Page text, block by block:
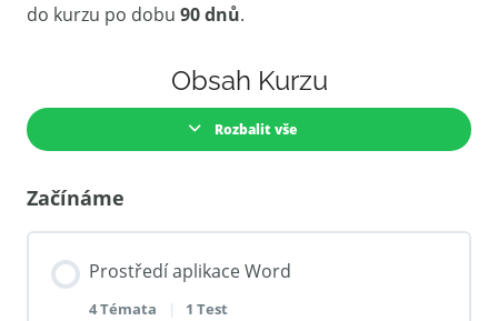
do kurzu po dobu 90 dnů.
Obsah Kurzu
Rozbalit vše
Začínáme
Prostředí aplikace Word
4 Témata | 1 Test